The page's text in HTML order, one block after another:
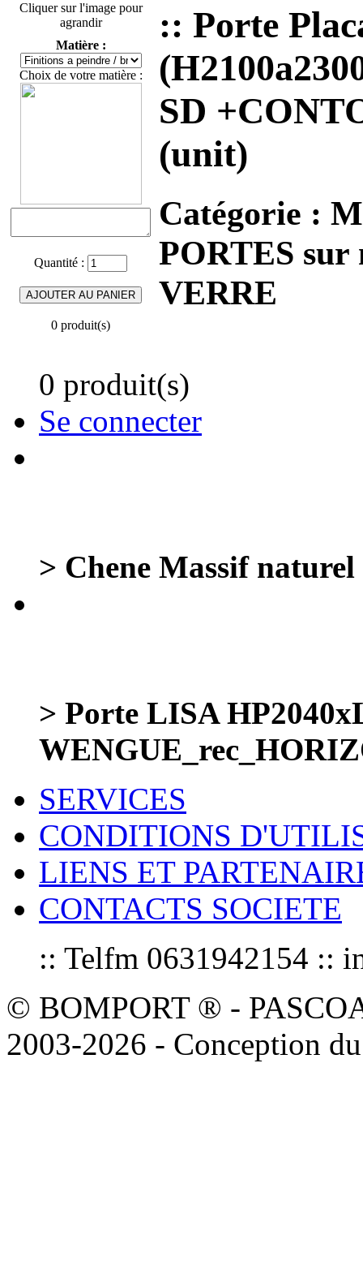
Cliquer sur l'image pour
agrandir
Matière :
Choix de votre matière :
Quantité :
0 produit(s)
:: Porte
SD
(unit)
Catégorie :
PORTES
VERRE
0 produit(s)
Se connecter
> Chene Massif
> Porte LISA
SERVICES
CONDITIONS
LIENS ET
CONTACTS SOCIETE
:: Telfm 0631942154 ::
© BOMPORT ® -
2003-2026 - Conception